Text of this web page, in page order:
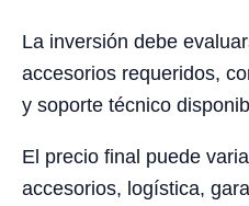
La inversión debe
accesorios requeridos,
y soporte técnico
El precio final puede
accesorios, logística,